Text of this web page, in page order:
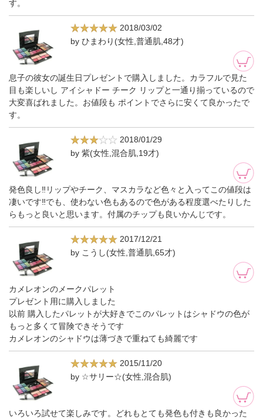
す。
2018/03/02
by ひまわり(女性,普通肌,48才)
息子の彼女の誕生日プレゼントで購入しました。カラフルで見た
目も楽しいし アイシャドー チーク リップと一通り揃っているので
大変喜ばれました。お値段も ポイントでさらに安くて良かったで
す。
2018/01/29
by 紫(女性,混合肌,19才)
発色良し‼リップやチーク、マスカラなど色々と入ってこの値段は
凄いです‼でも、使わない色もあるので色がある程度選べたりした
らもっと良いと思います。付属のチップも良いかんじです。
2017/12/21
by こうし(女性,普通肌,65才)
カメレオンのメークパレット
プレゼント用に購入しました
以前 購入したパレットが大好きでこのパレットはシャドウの色が
もっと多くて冒険できそうです
カメレオンのシャドウは薄づきで重ねても綺麗です
2015/11/20
by ☆サリー☆(女性,混合肌)
いろいろ試せて楽しみです。どれもとても発色も付きも良かった